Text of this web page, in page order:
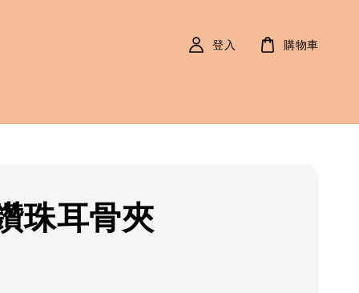
登入 購物車
珠耳骨夾